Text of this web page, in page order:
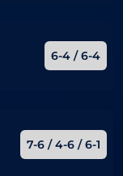
6-4 / 6-4
7-6 / 4-6 / 6-1